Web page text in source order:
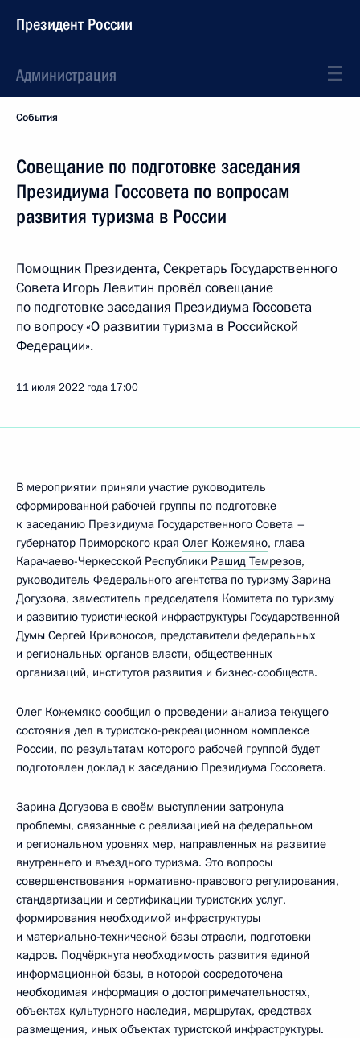
Президент России
Администрация
События
Совещание по подготовке заседания
Президиума Госсовета по вопросам
развития туризма в России
Помощник Президента, Секретарь Государственного
Совета Игорь Левитин провёл совещание
по подготовке заседания Президиума Госсовета
по вопросу «О развитии туризма в Российской
Федерации».
11 июля 2022 года 17:00
В мероприятии приняли участие руководитель
сформированной рабочей группы по подготовке
к заседанию Президиума Государственного Совета –
губернатор Приморского края Олег Кожемяко, глава
Карачаево-Черкесской Республики Рашид Темрезов,
руководитель Федерального агентства по туризму Зарина
Догузова, заместитель председателя Комитета по туризму
и развитию туристической инфраструктуры Государственной
Думы Сергей Кривоносов, представители федеральных
и региональных органов власти, общественных
организаций, институтов развития и бизнес-сообществ.
Олег Кожемяко сообщил о проведении анализа текущего
состояния дел в туристско-рекреационном комплексе
России, по результатам которого рабочей группой будет
подготовлен доклад к заседанию Президиума Госсовета.
Зарина Догузова в своём выступлении затронула
проблемы, связанные с реализацией на федеральном
и региональном уровнях мер, направленных на развитие
внутреннего и въездного туризма. Это вопросы
совершенствования нормативно-правового регулирования,
стандартизации и сертификации туристских услуг,
формирования необходимой инфраструктуры
и материально-технической базы отрасли, подготовки
кадров. Подчёркнута необходимость развития единой
информационной базы, в которой сосредоточена
необходимая информация о достопримечательностях,
объектах культурного наследия, маршрутах, средствах
размещения, иных объектах туристской инфраструктуры.